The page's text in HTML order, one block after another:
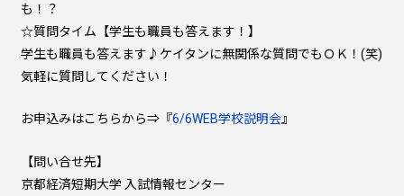
も！？
☆質問タイム【学生も職員も答えます！】
学生も職員も答えます♪ケイタンに無関係な質問でもＯＫ！(笑)
気軽に質問してください！
お申込みはこちらから⇒『6/6WEB学校説明会』
【問い合せ先】
京都経済短期大学 入試情報センター